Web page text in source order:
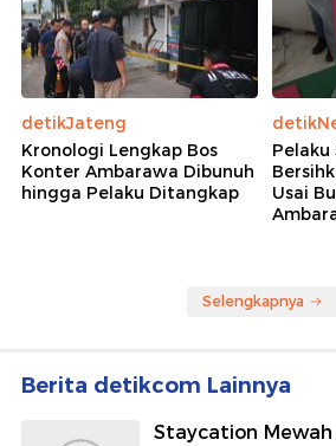
detikJateng
Kronologi Lengkap Bos
Konter Ambarawa Dibunuh
hingga Pelaku Ditangkap
Pelaku
Usai
Selengkapnya
Berita detikcom Lainnya
Staycation